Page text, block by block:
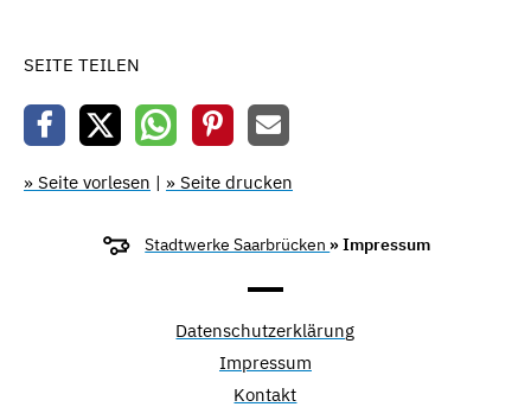
SEITE TEILEN
» Seite vorlesen | » Seite drucken
Stadtwerke Saarbrücken » Impressum
Datenschutzerklärung
Impressum
Kontakt